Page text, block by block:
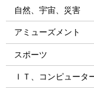
自然、宇宙、災害
アミューズメント
スポーツ
ＩＴ、コンピュー